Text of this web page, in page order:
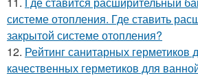
системе отопления. Где ставить
закрытой системе отопления?
12. Рейтинг санитарных герметиков
качественных герметиков для